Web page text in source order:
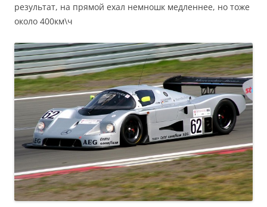
результат, на прямой ехал немношк медленнее, но тоже
около 400км\ч